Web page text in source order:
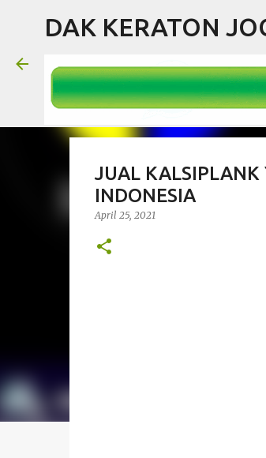
DAK KERATON
JUAL KALSIPLANK
INDONESIA
April 25, 2021